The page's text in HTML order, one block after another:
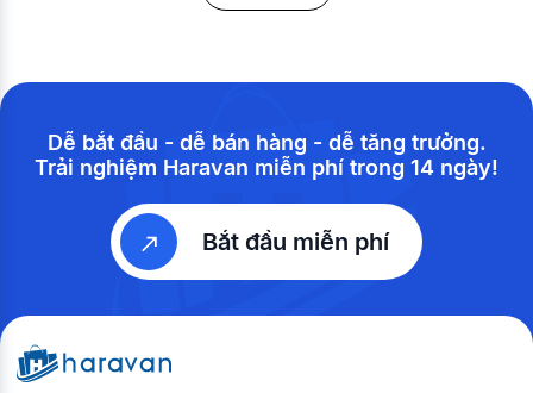
Dễ bắt đầu - dễ bán hàng - dễ tăng trưởng.
Trải nghiệm Haravan miễn phí trong 14 ngày!
Bắt đầu miễn phí